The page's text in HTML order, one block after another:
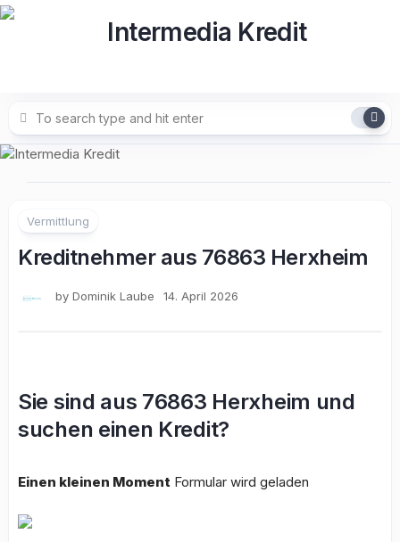
Skip
Vermittlung
Kreditnehmer aus 76863 Herxheim
by Dominik Laube 14. April 2026
Sie sind aus 76863 Herxheim und
suchen einen Kredit?
Einen kleinen Moment Formular wird geladen